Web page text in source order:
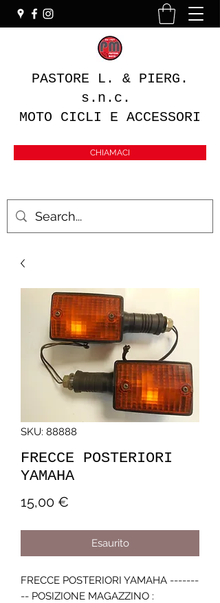
PASTORE L. & PIERG.
s.n.c.
MOTO CICLI E ACCESSORI
CHIAMACI
SKU: 88888
FRECCE POSTERIORI
YAMAHA
15,00 €
Esaurito
FRECCE POSTERIORI YAMAHA -------
-- POSIZIONE MAGAZZINO :